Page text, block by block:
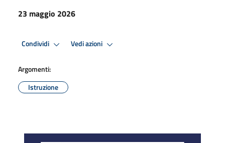
23 maggio 2026
Condividi Vedi azioni
Argomenti:
Istruzione